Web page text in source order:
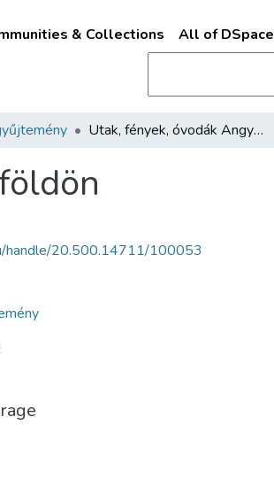
& Collections All of DSpace
Utak, fények, óvodák Angyalföldön
handle/20.500.14711/100053